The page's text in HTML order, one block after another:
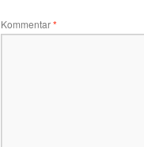
Kommentar*